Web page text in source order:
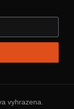
vyhrazena.